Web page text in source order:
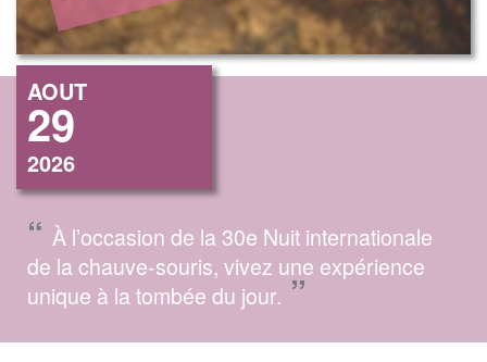
AOUT
29
2026
“ À l’occasion de la 30e Nuit internationale
de la chauve-souris, vivez une expérience
unique à la tombée du jour. ”